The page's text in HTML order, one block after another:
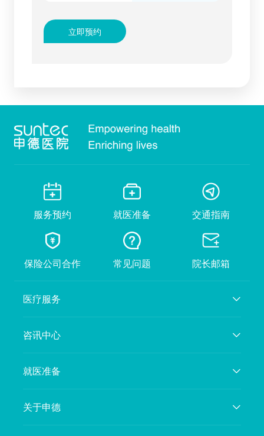
立即预约
服务预约 就医准备 交通指南
保险公司合作 常见问题 院长邮箱
医疗服务
咨讯中心
就医准备
关于申德